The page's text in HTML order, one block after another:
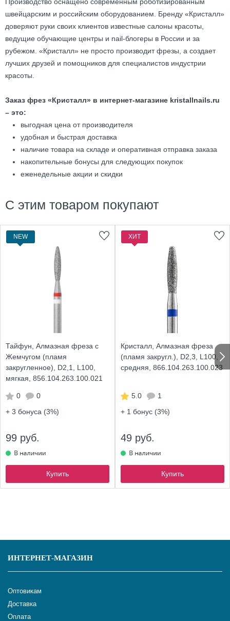
швейцарским и российским оборудованием. Бренду «Кристалл»
доверяют руки своих клиентов известные салоны красоты,
ведущие обучающие центры и nail-блогеры в России и за
рубежом. «Кристалл» не просто производит фрезы, а создает
лучших друзей и помощников для специалистов индустрии
красоты.
Заказ фрез «Кристалл» в интернет-магазине kristallnails.ru
– это:
выгодная цена от производителя
удобная и быстрая доставка
наличие товара на складе и оперативная отправка заказа
накопительные бонусы для следующих покупок
еженедельные акции и скидки
С этим товаром покупают
NEW
Тайфун, Алмазная фреза с
Жемчугом (пламя
закругленное), D2,1, L100,
мягкая, 856.104.263.100.021
0
0
+ 3 бонуса (3%)
99 руб.
Купить
ХИТ
Кристалл, Алмазная фреза
(пламя закругл.), D2,3, L100,
средняя, 866.104.263.100.023
5.0
1
+ 1 бонус (3%)
49 руб.
Купить
ИНТЕРНЕТ-МАГАЗИН
Оптовикам
Доставка
Оплата